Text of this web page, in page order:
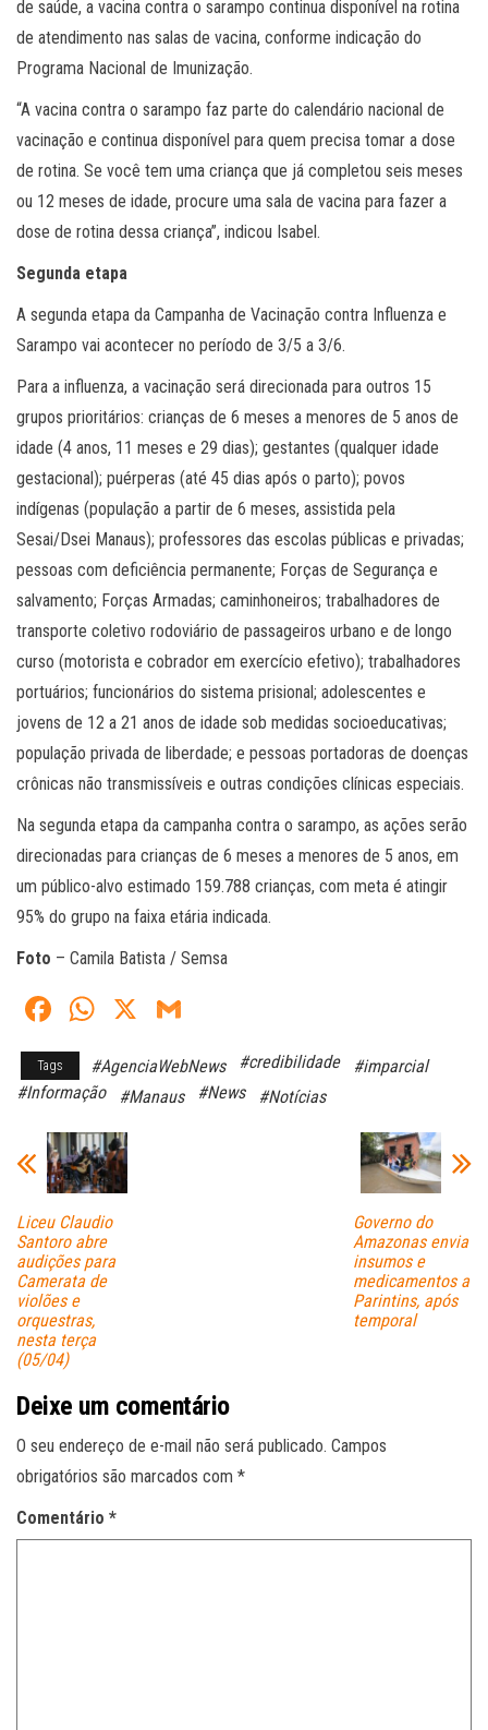
de saúde, a vacina contra o sarampo continua disponível na rotina
de atendimento nas salas de vacina, conforme indicação do
Programa Nacional de Imunização.
“A vacina contra o sarampo faz parte do calendário nacional de
vacinação e continua disponível para quem precisa tomar a dose
de rotina. Se você tem uma criança que já completou seis meses
ou 12 meses de idade, procure uma sala de vacina para fazer a
dose de rotina dessa criança”, indicou Isabel.
Segunda etapa
A segunda etapa da Campanha de Vacinação contra Influenza e
Sarampo vai acontecer no período de 3/5 a 3/6.
Para a influenza, a vacinação será direcionada para outros 15
grupos prioritários: crianças de 6 meses a menores de 5 anos de
idade (4 anos, 11 meses e 29 dias); gestantes (qualquer idade
gestacional); puérperas (até 45 dias após o parto); povos
indígenas (população a partir de 6 meses, assistida pela
Sesai/Dsei Manaus); professores das escolas públicas e privadas;
pessoas com deficiência permanente; Forças de Segurança e
salvamento; Forças Armadas; caminhoneiros; trabalhadores de
transporte coletivo rodoviário de passageiros urbano e de longo
curso (motorista e cobrador em exercício efetivo); trabalhadores
portuários; funcionários do sistema prisional; adolescentes e
jovens de 12 a 21 anos de idade sob medidas socioeducativas;
população privada de liberdade; e pessoas portadoras de doenças
crônicas não transmissíveis e outras condições clínicas especiais.
Na segunda etapa da campanha contra o sarampo, as ações serão
direcionadas para crianças de 6 meses a menores de 5 anos, em
um público-alvo estimado 159.788 crianças, com meta é atingir
95% do grupo na faixa etária indicada.
Foto – Camila Batista / Semsa
Fa
ce
bo
ok
W
ts
pp
X
ail
Tags #AgenciaWebNews #credibilidade
#imparcial
#Informação
#Manaus #News #Notícias
Liceu Claudio
Santoro abre
audições para
Camerata de
violões e
orquestras,
nesta terça
(05/04)
Governo do
Amazonas envia
insumos e
medicamentos a
Parintins, após
temporal
Deixe um comentário
O seu endereço de e-mail não será publicado. Campos
obrigatórios são marcados com *
Comentário *